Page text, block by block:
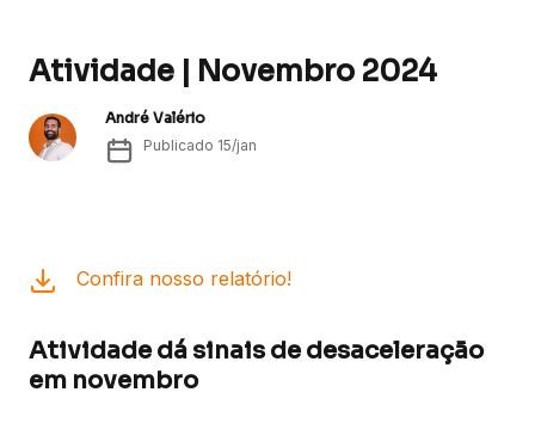
Atividade | Novembro 2024
André Valério
Publicado 15/jan
Confira nosso relatório!
Atividade dá sinais de desaceleração
em novembro